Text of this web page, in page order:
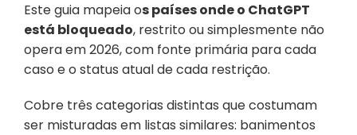
Este guia mapeia os países onde o ChatGPT
está bloqueado, restrito ou simplesmente não
opera em 2026, com fonte primária para cada
caso e o status atual de cada restrição.
Cobre três categorias distintas que costumam
ser misturadas em listas similares: banimentos